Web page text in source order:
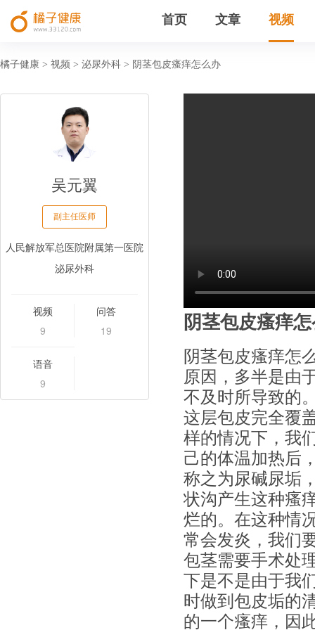
首页 文章 视频
橘子健康 > 视频 > 泌尿外科 > 阴茎包皮瘙痒怎么办
吴元翼
副主任医师
人民解放军总医院附属第一医院
泌尿外科
视频
9
问答
19
语音
9
阴茎包皮瘙痒
阴茎包皮瘙痒怎
原因，多半是由
不及时所导致的
这层包皮完全覆
样的情况下，我
己的体温加热后
称之为尿碱尿垢
状沟产生这种瘙
烂的。在这种情
常会发炎，我们
包茎需要手术处
下是不是由于我
时做到包皮垢的
的一个瘙痒，因